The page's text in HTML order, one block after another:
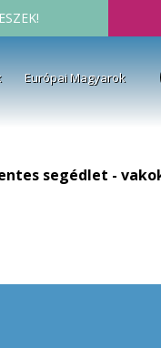
Európai Magyarok
segédlet -